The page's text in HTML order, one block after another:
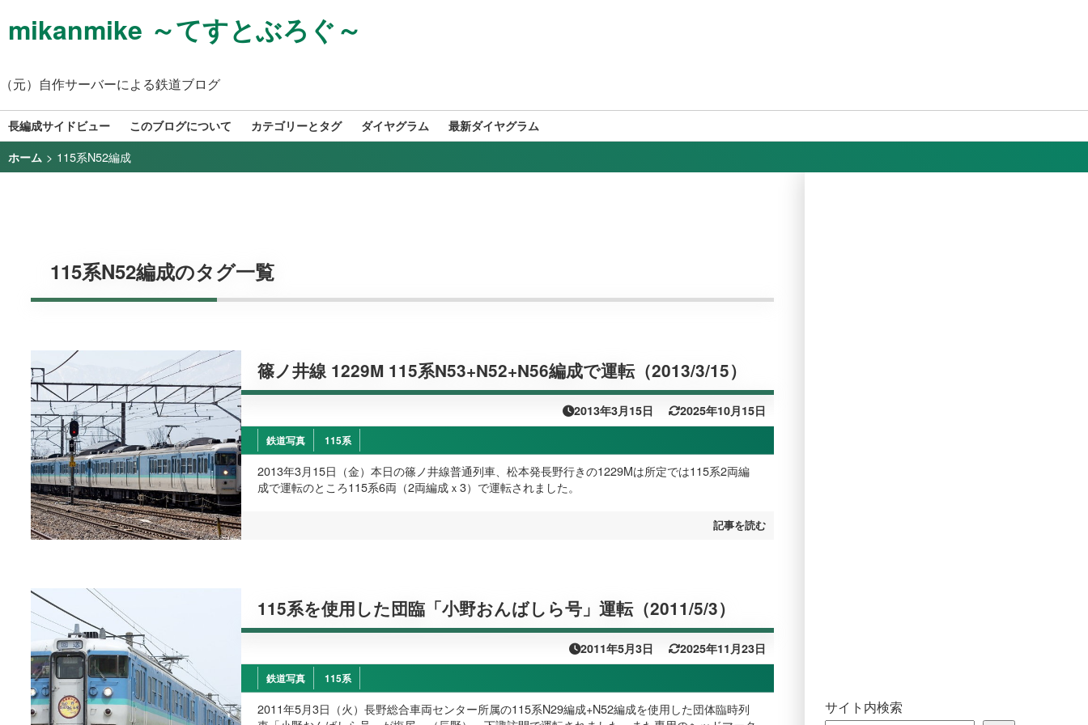
mikanmike ～てすとぶろぐ～
（元）自作サーバーによる鉄道ブログ
長編成サイドビュー このブログについて カテゴリーとタグ ダイヤグラム 最新ダイヤグラム
ホーム > 115系N52編成
115系N52編成のタグ一覧
篠ノ井線 1229M 115系N53+N52+N56編成で運転（2013/3/15）
2013年3月15日 2025年10月15日
鉄道写真 115系
2013年3月15日（金）本日の篠ノ井線普通列車、松本発長野行きの1229Mは所定では115系2両編
成で運転のところ115系6両（2両編成ｘ3）で運転されました。
記事を読む
115系を使用した団臨「小野おんばしら号」運転（2011/5/3）
2011年5月3日 2025年11月23日
鉄道写真 115系
2011年5月3日（火）長野総合車両センター所属の115系N29編成+N52編成を使用した団体臨時列
サイト内検索